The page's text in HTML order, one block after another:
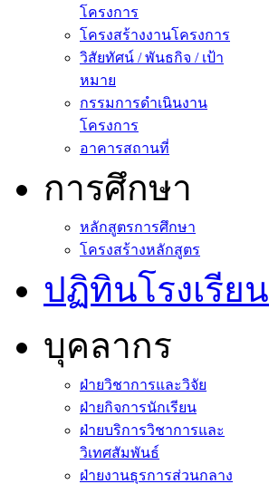
โครงการ
โครงสร้างงานโครงการ
วิสัยทัศน์ / พันธกิจ / เป้า
หมาย
กรรมการดำเนินงาน
โครงการ
อาคารสถานที่
การศึกษา
หลักสูตรการศึกษา
โครงสร้างหลักสูตร
ปฏิทินโรงเรียน
บุคลากร
ฝ่ายวิชาการและวิจัย
ฝ่ายกิจการนักเรียน
ฝ่ายบริการวิชาการและ
วิเทศสัมพันธ์
ฝ่ายงานธุรการส่วนกลาง